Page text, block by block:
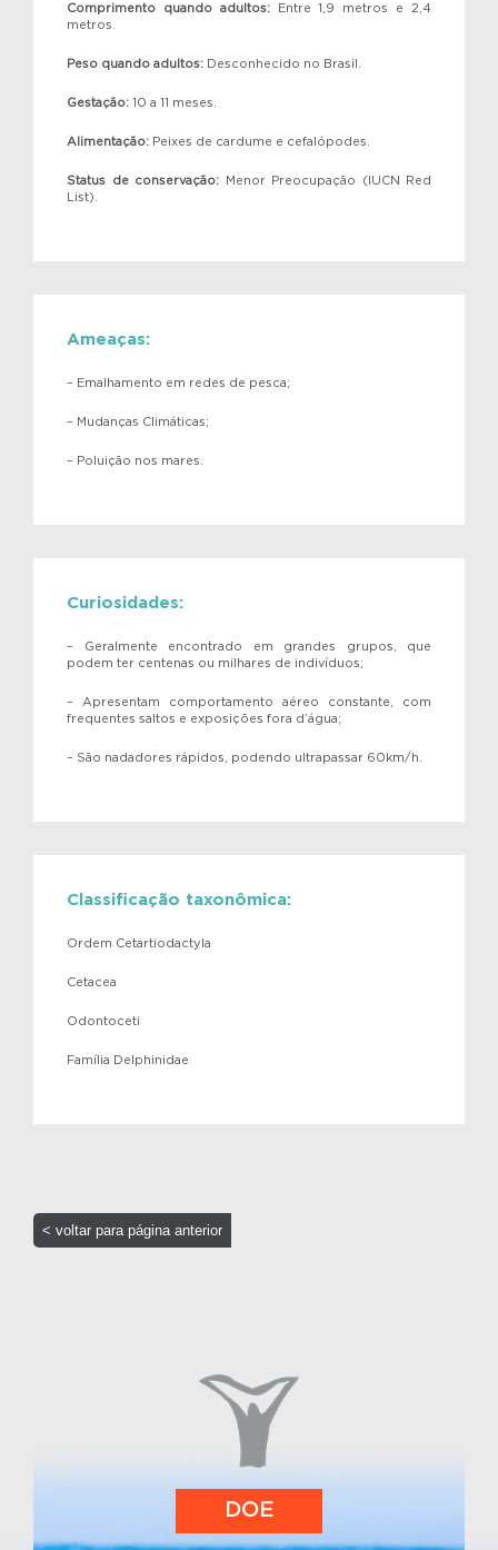
Comprimento quando adultos:Entre 1,9 metros e 2,4
metros.
Peso quando adultos: Desconhecido no Brasil.
Gestação: 10 a 11 meses.
Alimentação: Peixes de cardume e cefalópodes.
Status de conservação: Menor Preocupação (IUCN Red
List).
Ameaças:
– Emalhamento em redes de pesca;
– Mudanças Climáticas;
– Poluição nos mares.
Curiosidades:
– Geralmente encontrado em grandes grupos, que
podem ter centenas ou milhares de indivíduos;
– Apresentam comportamento aéreo constante, com
frequentes saltos e exposições fora d’água;
– São nadadores rápidos, podendo ultrapassar 60km/h.
Classificação taxonômica:
Ordem Cetartiodactyla
Cetacea
Odontoceti
Família Delphinidae
< voltar para página anterior
DOE